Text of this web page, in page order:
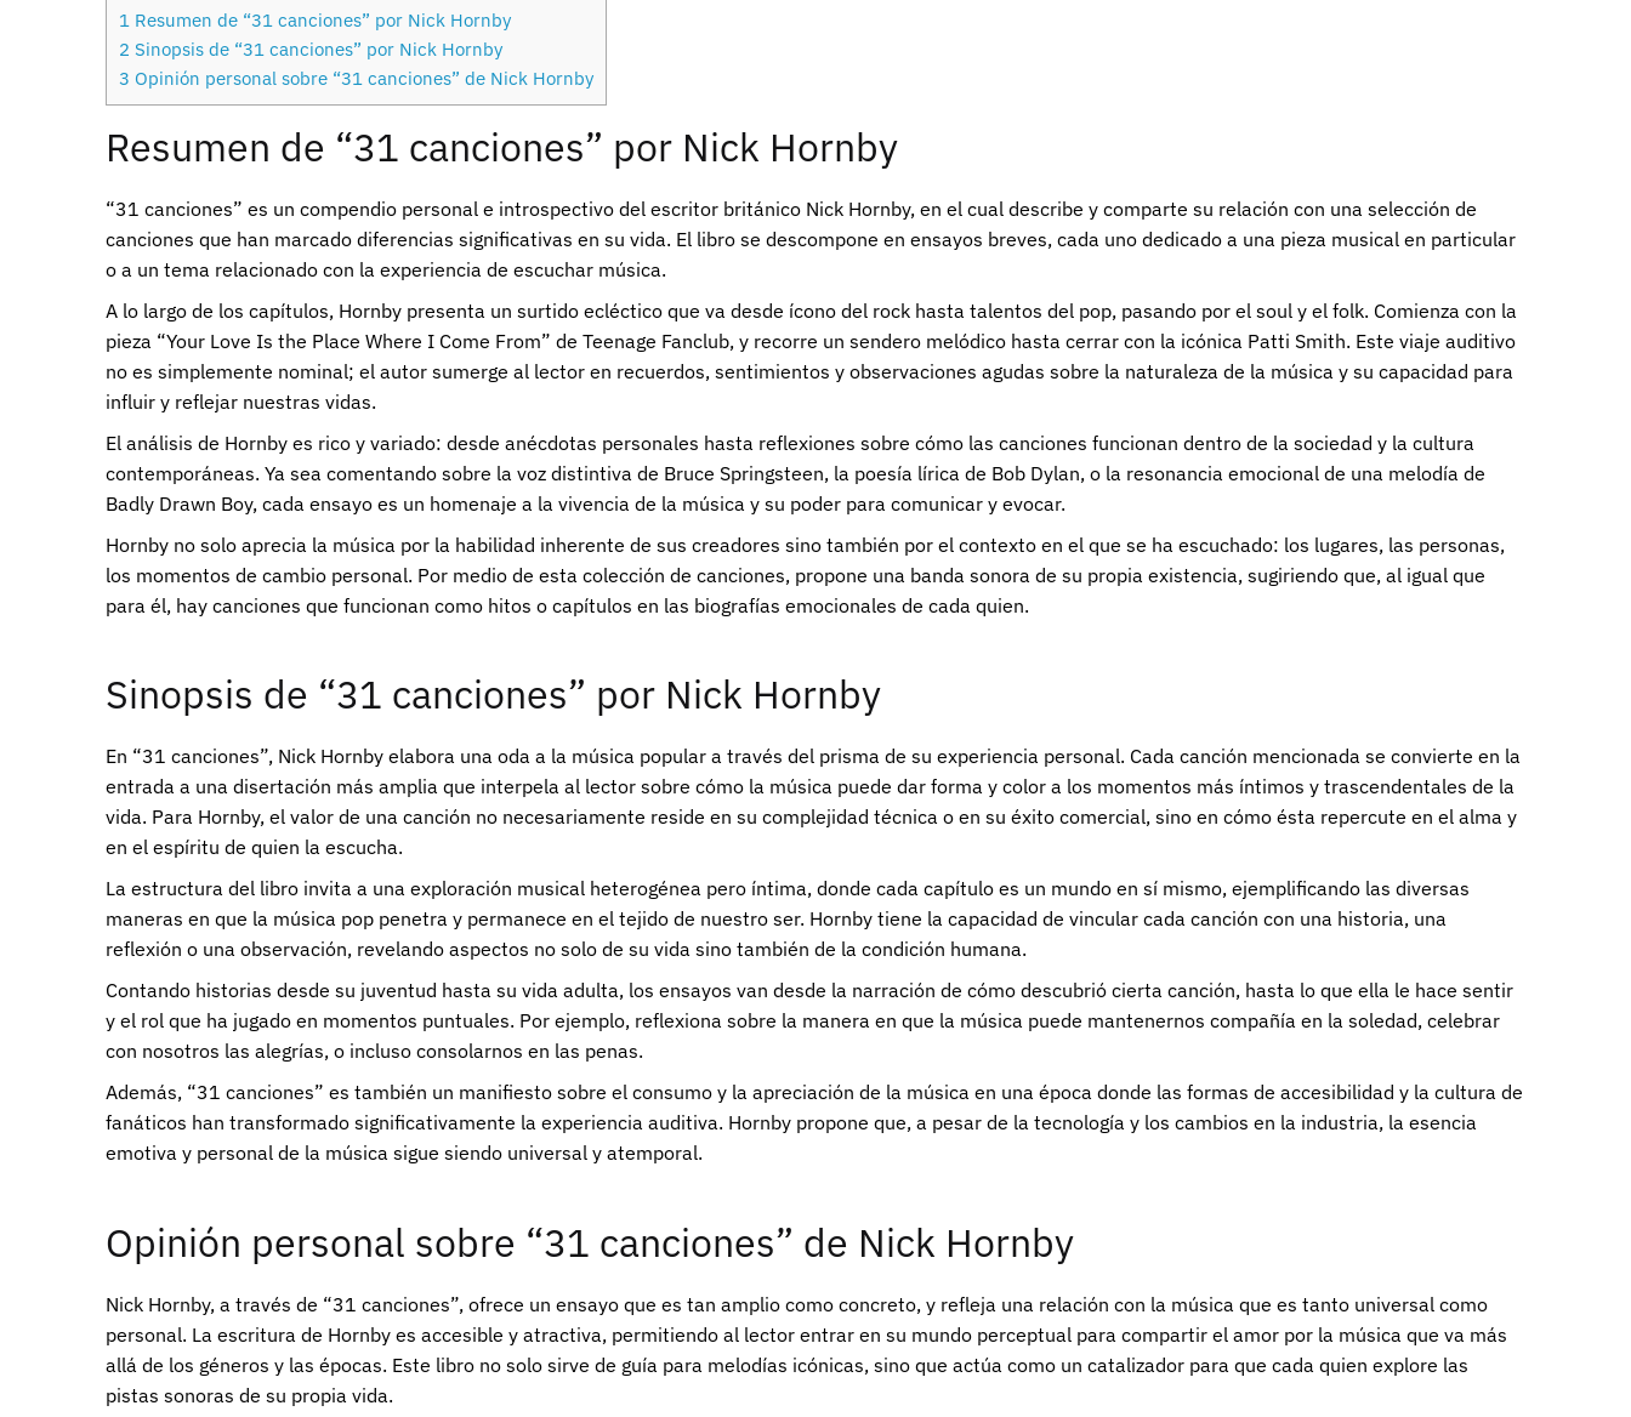
1 Resumen de “31 canciones” por Nick Hornby
2 Sinopsis de “31 canciones” por Nick Hornby
3 Opinión personal sobre “31 canciones” de Nick Hornby
Resumen de “31 canciones” por Nick Hornby
“31 canciones” es un compendio personal e introspectivo del escritor británico Nick Hornby, en el cual describe y comparte su relación con una selección de
canciones que han marcado diferencias significativas en su vida. El libro se descompone en ensayos breves, cada uno dedicado a una pieza musical en particular
o a un tema relacionado con la experiencia de escuchar música.
A lo largo de los capítulos, Hornby presenta un surtido ecléctico que va desde ícono del rock hasta talentos del pop, pasando por el soul y el folk. Comienza con la
pieza “Your Love Is the Place Where I Come From” de Teenage Fanclub, y recorre un sendero melódico hasta cerrar con la icónica Patti Smith. Este viaje auditivo
no es simplemente nominal; el autor sumerge al lector en recuerdos, sentimientos y observaciones agudas sobre la naturaleza de la música y su capacidad para
influir y reflejar nuestras vidas.
El análisis de Hornby es rico y variado: desde anécdotas personales hasta reflexiones sobre cómo las canciones funcionan dentro de la sociedad y la cultura
contemporáneas. Ya sea comentando sobre la voz distintiva de Bruce Springsteen, la poesía lírica de Bob Dylan, o la resonancia emocional de una melodía de
Badly Drawn Boy, cada ensayo es un homenaje a la vivencia de la música y su poder para comunicar y evocar.
Hornby no solo aprecia la música por la habilidad inherente de sus creadores sino también por el contexto en el que se ha escuchado: los lugares, las personas,
los momentos de cambio personal. Por medio de esta colección de canciones, propone una banda sonora de su propia existencia, sugiriendo que, al igual que
para él, hay canciones que funcionan como hitos o capítulos en las biografías emocionales de cada quien.
Sinopsis de “31 canciones” por Nick Hornby
En “31 canciones”, Nick Hornby elabora una oda a la música popular a través del prisma de su experiencia personal. Cada canción mencionada se convierte en la
entrada a una disertación más amplia que interpela al lector sobre cómo la música puede dar forma y color a los momentos más íntimos y trascendentales de la
vida. Para Hornby, el valor de una canción no necesariamente reside en su complejidad técnica o en su éxito comercial, sino en cómo ésta repercute en el alma y
en el espíritu de quien la escucha.
La estructura del libro invita a una exploración musical heterogénea pero íntima, donde cada capítulo es un mundo en sí mismo, ejemplificando las diversas
maneras en que la música pop penetra y permanece en el tejido de nuestro ser. Hornby tiene la capacidad de vincular cada canción con una historia, una
reflexión o una observación, revelando aspectos no solo de su vida sino también de la condición humana.
Contando historias desde su juventud hasta su vida adulta, los ensayos van desde la narración de cómo descubrió cierta canción, hasta lo que ella le hace sentir
y el rol que ha jugado en momentos puntuales. Por ejemplo, reflexiona sobre la manera en que la música puede mantenernos compañía en la soledad, celebrar
con nosotros las alegrías, o incluso consolarnos en las penas.
Además, “31 canciones” es también un manifiesto sobre el consumo y la apreciación de la música en una época donde las formas de accesibilidad y la cultura de
fanáticos han transformado significativamente la experiencia auditiva. Hornby propone que, a pesar de la tecnología y los cambios en la industria, la esencia
emotiva y personal de la música sigue siendo universal y atemporal.
Opinión personal sobre “31 canciones” de Nick Hornby
Nick Hornby, a través de “31 canciones”, ofrece un ensayo que es tan amplio como concreto, y refleja una relación con la música que es tanto universal como
personal. La escritura de Hornby es accesible y atractiva, permitiendo al lector entrar en su mundo perceptual para compartir el amor por la música que va más
allá de los géneros y las épocas. Este libro no solo sirve de guía para melodías icónicas, sino que actúa como un catalizador para que cada quien explore las
pistas sonoras de su propia vida.